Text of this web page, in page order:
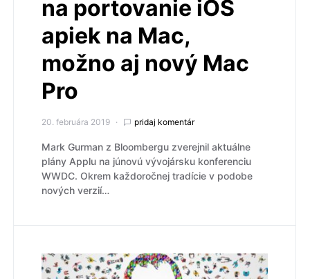
na portovanie iOS
apiek na Mac,
možno aj nový Mac
Pro
20. februára 2019 pridaj komentár
Mark Gurman z Bloombergu zverejnil aktuálne
plány Applu na júnovú vývojársku konferenciu
WWDC. Okrem každoročnej tradície v podobe
nových verzií…